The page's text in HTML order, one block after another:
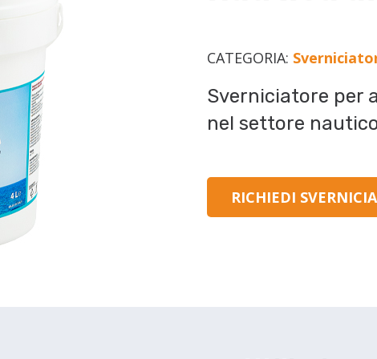
CATEGORIA:
Sverniciatore per
nel settore
RICHIEDI